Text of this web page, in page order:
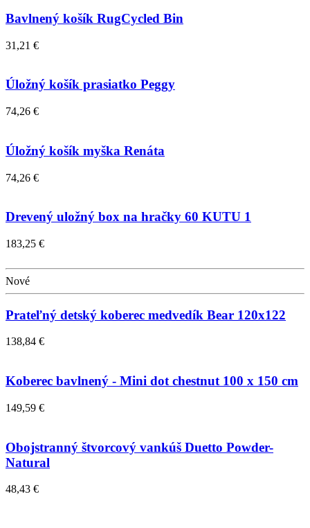
Bavlnený košík RugCycled Bin
31,21 €
Úložný košík prasiatko Peggy
74,26 €
Úložný košík myška Renáta
74,26 €
Drevený uložný box na hračky 60 KUTU 1
183,25 €
Nové
Prateľný detský koberec medvedík Bear 120x122
138,84 €
Koberec bavlnený - Mini dot chestnut 100 x 150 cm
149,59 €
Obojstranný štvorcový vankúš Duetto Powder-
Natural
48,43 €